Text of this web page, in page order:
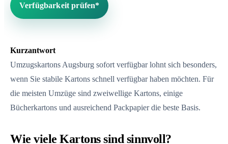
Verfügbarkeit prüfen*
Kurzantwort
Umzugskartons Augsburg sofort verfügbar lohnt sich besonders,
wenn Sie stabile Kartons schnell verfügbar haben möchten. Für
die meisten Umzüge sind zweiwellige Kartons, einige
Bücherkartons und ausreichend Packpapier die beste Basis.
Wie viele Kartons sind sinnvoll?